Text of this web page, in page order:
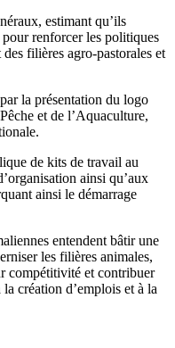
estimant qu’ils
renforcer les politiques
filières agro-pastorales et
la présentation du logo
et de l’Aquaculture,
de kits de travail au
ainsi qu’aux
ainsi le démarrage
entendent bâtir une
les filières animales,
compétitivité et contribuer
création d’emplois et à la